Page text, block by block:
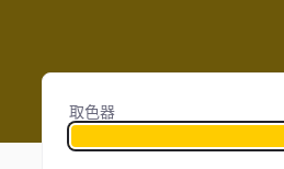
取色器